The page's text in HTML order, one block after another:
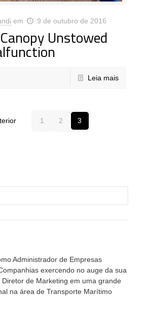
em 9 de outubro de 2016
Unstowed
Leia mais
1 2 3
Administrador de Empresas
exercendo no auge da sua
de Marketing em uma grande
na área de Transporte Marítimo